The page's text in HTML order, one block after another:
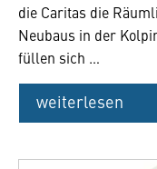
die Caritas die
Neubaus in der
füllen sich …
weiterlesen